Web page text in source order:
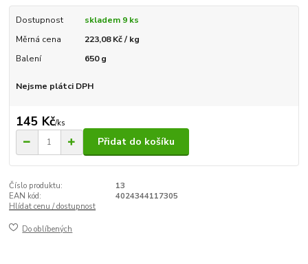
Dostupnost
skladem 9 ks
Měrná cena
223,08 Kč / kg
Balení
650 g
Nejsme plátci DPH
145 Kč/ks
Přidat do košíku
Číslo produktu:
13
EAN kód:
4024344117305
Hlídat cenu / dostupnost
Do oblíbených